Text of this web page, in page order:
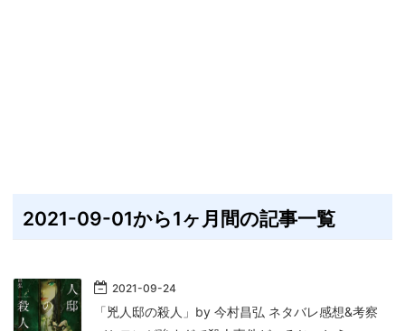
2021-09-01から1ヶ月間の記事一覧
2021-09-24
「兇人邸の殺人」by 今村昌弘 ネタバレ感想&考察